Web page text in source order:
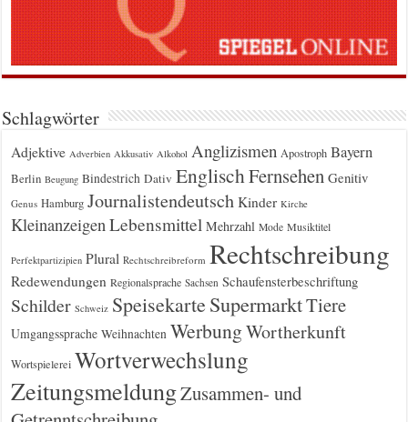
Schlagwörter
Adjektive Adverbien Akkusativ Alkohol Anglizismen Apostroph Bayern
Berlin Beugung Bindestrich Dativ EnglischFernsehen Genitiv
Genus Hamburg Journalistendeutsch Kinder Kirche
Kleinanzeigen Lebensmittel Mehrzahl Mode Musiktitel
Perfektpartizipien Plural Rechtschreibreform Rechtschreibung
Redewendungen Regionalsprache Sachsen Schaufensterbeschriftung
Schilder Schweiz Speisekarte SupermarktTiere
Umgangssprache Weihnachten WerbungWortherkunft
Wortspielerei Wortverwechslung
ZeitungsmeldungZusammen- und